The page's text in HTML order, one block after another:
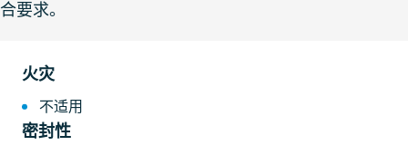
合要求。
火灾
不适用
密封性